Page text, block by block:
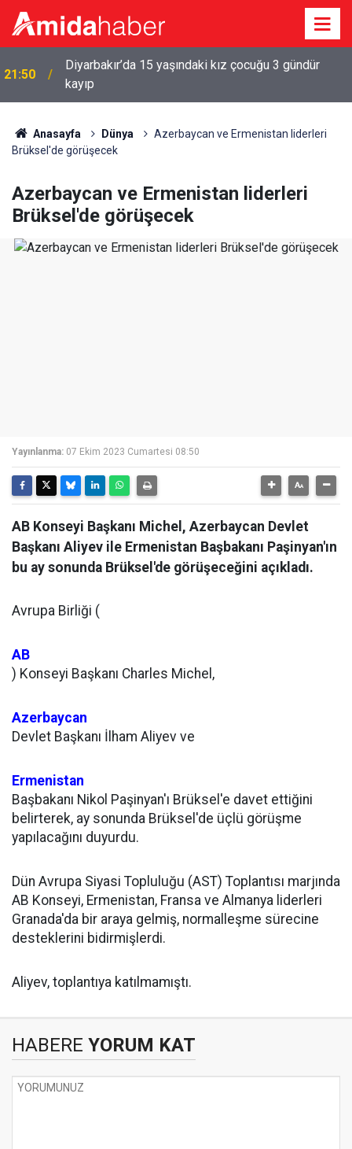
21:50
Diyarbakır’da 15 yaşındaki kız çocuğu 3 gündür
kayıp
Anasayfa Dünya
Azerbaycan ve Ermenistan liderleri
Brüksel'de görüşecek
Azerbaycan ve Ermenistan liderleri
Brüksel'de görüşecek
Yayınlanma: 07 Ekim 2023 Cumartesi 08:50
AB Konseyi Başkanı Michel, Azerbaycan Devlet
Başkanı Aliyev ile Ermenistan Başbakanı Paşinyan'ın
bu ay sonunda Brüksel'de görüşeceğini açıkladı.
Avrupa Birliği (
AB
) Konseyi Başkanı Charles Michel,
Azerbaycan
Devlet Başkanı İlham Aliyev ve
Ermenistan
Başbakanı Nikol Paşinyan'ı Brüksel'e davet ettiğini
belirterek, ay sonunda Brüksel'de üçlü görüşme
yapılacağını duyurdu.
Dün Avrupa Siyasi Topluluğu (AST) Toplantısı marjında
AB Konseyi, Ermenistan, Fransa ve Almanya liderleri
Granada'da bir araya gelmiş, normalleşme sürecine
desteklerini bidirmişlerdi.
Aliyev, toplantıya katılmamıştı.
HABERE YORUM KAT